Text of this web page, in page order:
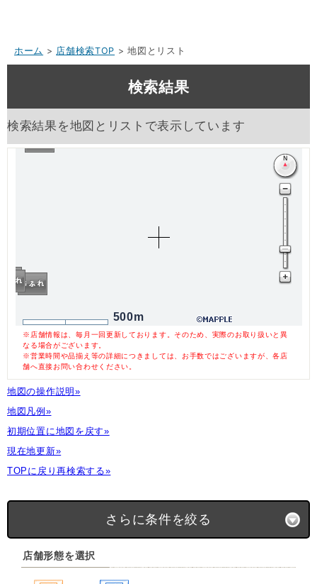
ホーム > 店舗検索TOP > 地図とリスト
検索結果
検索結果を地図とリストで表示しています
500m
※店舗情報は、毎月一回更新しております。そのため、実際のお取り扱いと異
なる場合がございます。
※営業時間や品揃え等の詳細につきましては、お手数ではございますが、各店
舗へ直接お問い合わせください。
地図の操作説明»
地図凡例»
初期位置に地図を戻す»
現在地更新»
TOPに戻り再検索する»
さらに条件を絞る
店舗形態を選択